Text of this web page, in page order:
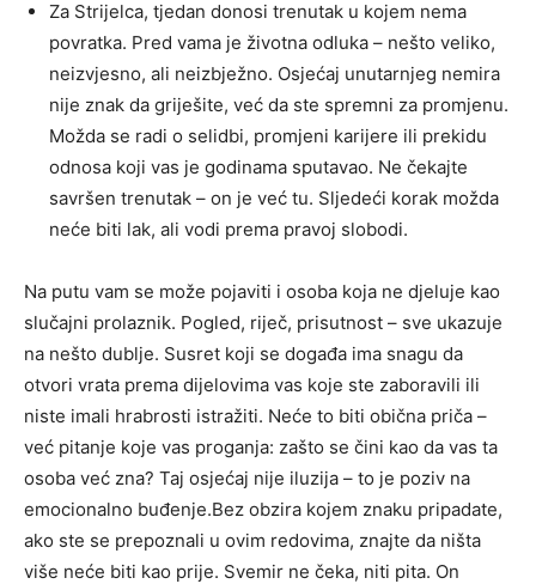
Za Strijelca, tjedan donosi trenutak u kojem nema
povratka. Pred vama je životna odluka – nešto veliko,
neizvjesno, ali neizbježno. Osjećaj unutarnjeg nemira
nije znak da griješite, već da ste spremni za promjenu.
Možda se radi o selidbi, promjeni karijere ili prekidu
odnosa koji vas je godinama sputavao. Ne čekajte
savršen trenutak – on je već tu. Sljedeći korak možda
neće biti lak, ali vodi prema pravoj slobodi.
Na putu vam se može pojaviti i osoba koja ne djeluje kao
slučajni prolaznik. Pogled, riječ, prisutnost – sve ukazuje
na nešto dublje. Susret koji se događa ima snagu da
otvori vrata prema dijelovima vas koje ste zaboravili ili
niste imali hrabrosti istražiti. Neće to biti obična priča –
već pitanje koje vas proganja: zašto se čini kao da vas ta
osoba već zna? Taj osjećaj nije iluzija – to je poziv na
emocionalno buđenje.Bez obzira kojem znaku pripadate,
ako ste se prepoznali u ovim redovima, znajte da ništa
više neće biti kao prije. Svemir ne čeka, niti pita. On